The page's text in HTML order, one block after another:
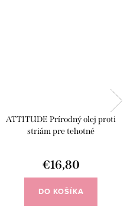
ATTITUDE Prírodný olej proti
striám pre tehotné
€16,80
DO KOŠÍKA